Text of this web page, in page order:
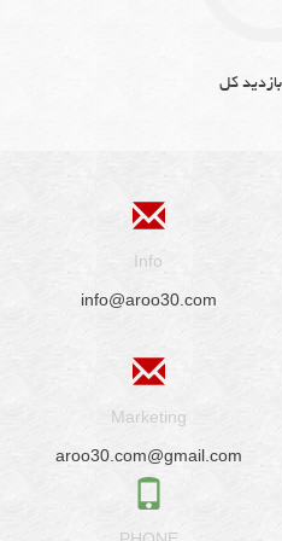
کل
Info
info@aroo30.com
Marketing
aroo30.com@gmail.com